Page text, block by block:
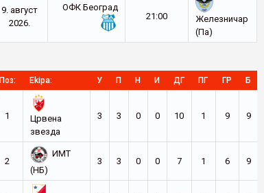
9. август
2026.
ОФК Београд
21:00
Железничар
(Па)
Поз: Ekipa: У П Н И ДГ ПГ ГР Б
1
Црвена
звезда
3 3 0 0 10 1 9 9
2
ИМТ
(НБ)
3 3 0 0 7 1 6 9